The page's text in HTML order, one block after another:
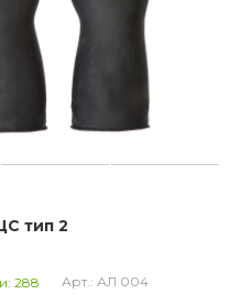
тип 2
288 Арт.: АЛ 004